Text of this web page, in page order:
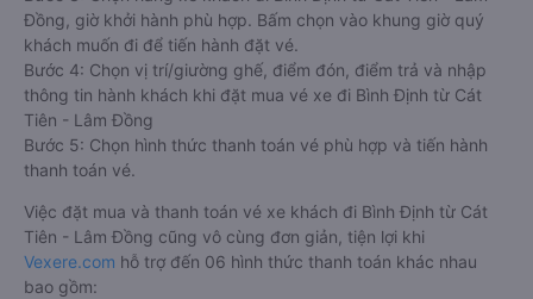
Đồng, giờ khởi hành phù hợp. Bấm chọn vào khung giờ quý
khách muốn đi để tiến hành đặt vé.
Bước 4: Chọn vị trí/giường ghế, điểm đón, điểm trả và nhập
thông tin hành khách khi đặt mua vé xe đi Bình Định từ Cát
Tiên - Lâm Đồng
Bước 5: Chọn hình thức thanh toán vé phù hợp và tiến hành
thanh toán vé.
Việc đặt mua và thanh toán vé xe khách đi Bình Định từ Cát
Tiên - Lâm Đồng cũng vô cùng đơn giản, tiện lợi khi
Vexere.com hỗ trợ đến 06 hình thức thanh toán khác nhau
bao gồm: